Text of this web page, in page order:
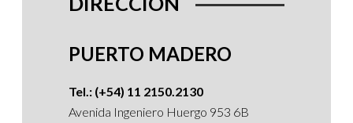
PUERTO MADERO
Tel.: (+54) 11 2150.2130
Avenida Ingeniero Huergo 953 6B